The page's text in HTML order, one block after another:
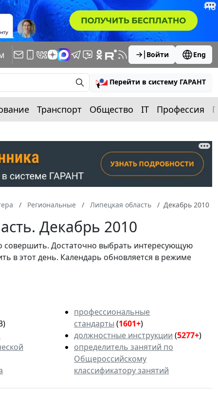
Войти Eng
Перейти в систему ГАРАНТ
Транспорт Общество IT Профессия
Региональные Липецкая область Декабрь 2010
Декабрь 2010
совершить. Достаточно выбрать интересующую
в этот день. Календарь обновляется в режиме
профессиональные
стандарты (1601+)
должностные инструкции (5277+)
определитель занятий по
Общероссийскому
классификатору занятий